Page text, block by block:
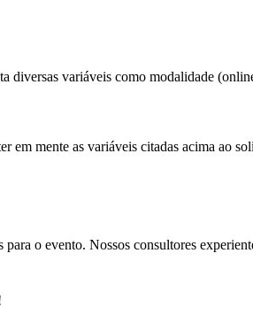
diversas variáveis como modalidade
em mente as variáveis citadas acima ao
o evento. Nossos consultores